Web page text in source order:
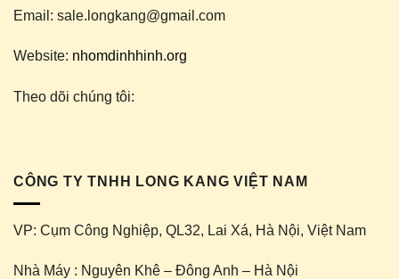
Email: sale.longkang@gmail.com
Website: nhomdinhhinh.org
Theo dõi chúng tôi:
CÔNG TY TNHH LONG KANG VIỆT NAM
VP: Cụm Công Nghiệp, QL32, Lai Xá, Hà Nội, Việt Nam
Nhà Máy : Nguyên Khê – Đông Anh – Hà Nội